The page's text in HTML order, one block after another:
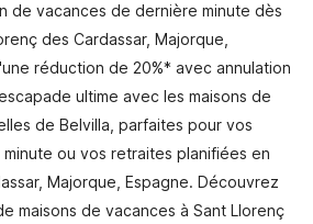
de vacances de dernière minute dès
des Cardassar, Majorque,
réduction de 20%* avec annulation
ultime avec les maisons de
de Belvilla, parfaites pour vos
ou vos retraites planifiées en
Majorque, Espagne. Découvrez
maisons de vacances à Sant Llorenç